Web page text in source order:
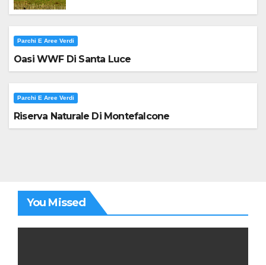
Parchi E Aree Verdi
Oasi WWF Di Santa Luce
Parchi E Aree Verdi
Riserva Naturale Di Montefalcone
You Missed